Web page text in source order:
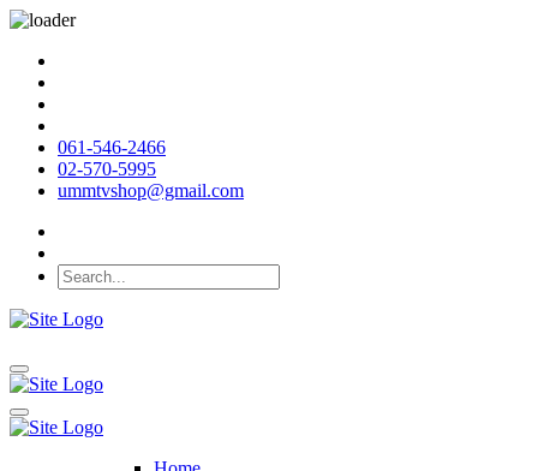
061-546-2466
02-570-5995
ummtvshop@gmail.com